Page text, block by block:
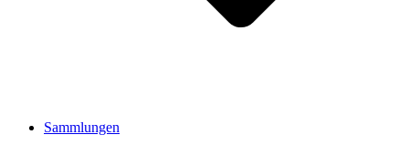
Sammlungen